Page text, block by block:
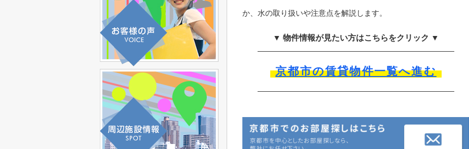
か、水の取り扱いや注意点を解説します。
▼ 物件情報が見たい方はこちらをクリック ▼
京都市の賃貸物件一覧へ進む